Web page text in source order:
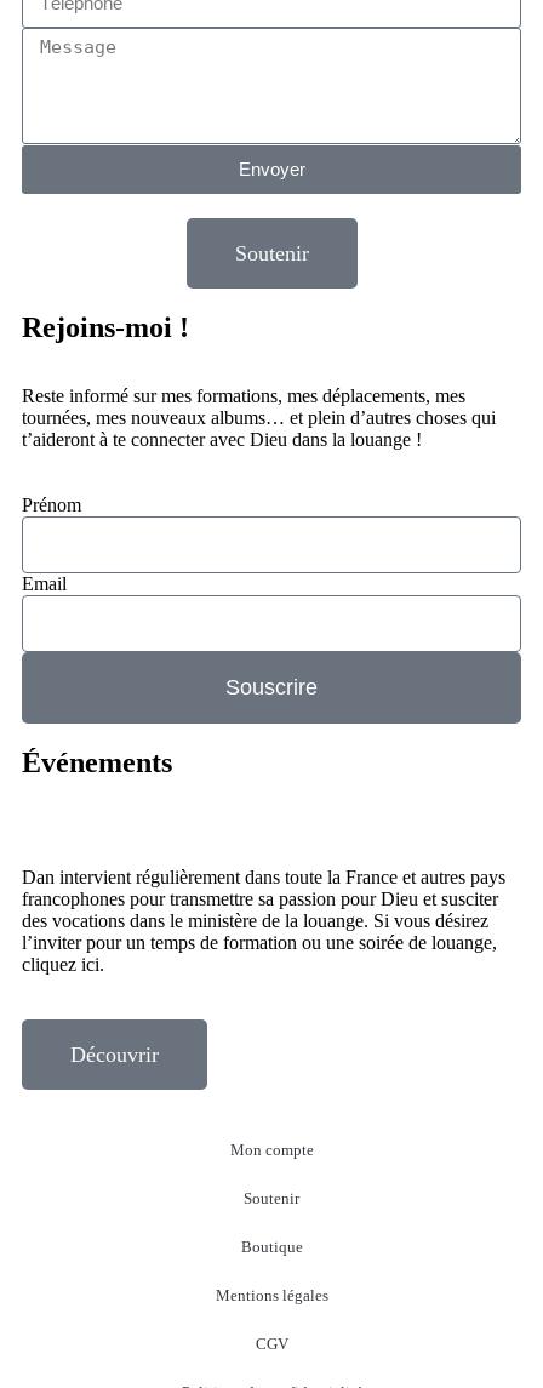
Envoyer
Soutenir
Rejoins-moi !
Reste informé sur mes formations, mes déplacements, mes
tournées, mes nouveaux albums… et plein d’autres choses qui
t’aideront à te connecter avec Dieu dans la louange !
Prénom
Email
Souscrire
Événements
Dan intervient régulièrement dans toute la France et autres pays
francophones pour transmettre sa passion pour Dieu et susciter
des vocations dans le ministère de la louange. Si vous désirez
l’inviter pour un temps de formation ou une soirée de louange,
cliquez ici.
Découvrir
Mon compte
Soutenir
Boutique
Mentions légales
CGV